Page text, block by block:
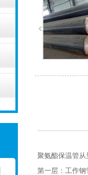
聚氨酯保温管从
第一层：工作钢